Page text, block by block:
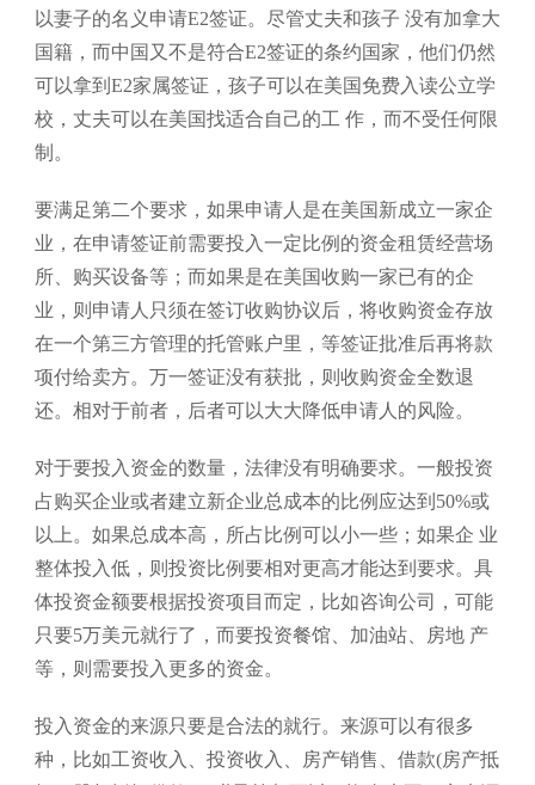
以妻子的名义申请E2签证。尽管丈夫和孩子 没有加拿大
国籍，而中国又不是符合E2签证的条约国家，他们仍然
可以拿到E2家属签证，孩子可以在美国免费入读公立学
校，丈夫可以在美国找适合自己的工 作，而不受任何限
制。
要满足第二个要求，如果申请人是在美国新成立一家企
业，在申请签证前需要投入一定比例的资金租赁经营场
所、购买设备等；而如果是在美国收购一家已有的企
业，则申请人只须在签订收购协议后，将收购资金存放
在一个第三方管理的托管账户里，等签证批准后再将款
项付给卖方。万一签证没有获批，则收购资金全数退
还。相对于前者，后者可以大大降低申请人的风险。
对于要投入资金的数量，法律没有明确要求。一般投资
占购买企业或者建立新企业总成本的比例应达到50%或
以上。如果总成本高，所占比例可以小一些；如果企 业
整体投入低，则投资比例要相对更高才能达到要求。具
体投资金额要根据投资项目而定，比如咨询公司，可能
只要5万美元就行了，而要投资餐馆、加油站、房地 产
等，则需要投入更多的资金。
投入资金的来源只要是合法的就行。来源可以有很多
种，比如工资收入、投资收入、房产销售、借款(房产抵